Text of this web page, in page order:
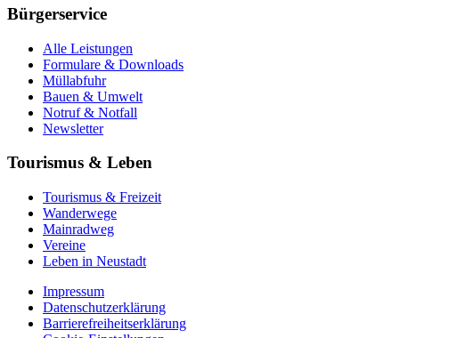
Bürgerservice
Alle Leistungen
Formulare & Downloads
Müllabfuhr
Bauen & Umwelt
Notruf & Notfall
Newsletter
Tourismus & Leben
Tourismus & Freizeit
Wanderwege
Mainradweg
Vereine
Leben in Neustadt
Impressum
Datenschutzerklärung
Barrierefreiheitserklärung